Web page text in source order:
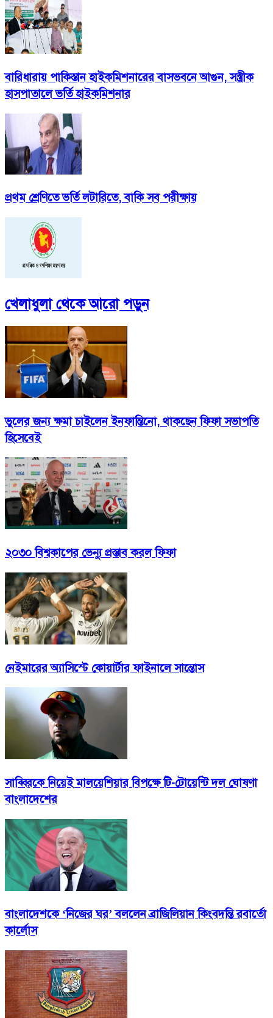
বারিধারায় পাকিস্তান হাইকমিশনারের বাসভবনে আগুন, সস্ত্রীক
হাসপাতালে ভর্তি হাইকমিশনার
প্রথম শ্রেণিতে ভর্তি লটারিতে, বাকি সব পরীক্ষায়
খেলাধুলাথেকে আরো পড়ুন
ভুলের জন্য ক্ষমা চাইলেন ইনফান্তিনো, থাকছেন ফিফা সভাপতি
হিসেবেই
২০৩০ বিশ্বকাপের ভেন্যু প্রস্তাব করল ফিফা
নেইমারের অ্যাসিস্টে কোয়ার্টার ফাইনালে সান্তোস
সাব্বিরকে নিয়েই মালয়েশিয়ার বিপক্ষে টি-টোয়েন্টি দল ঘোষণা
বাংলাদেশের
বাংলাদেশকে ‘নিজের ঘর’ বললেন ব্রাজিলিয়ান কিংবদন্তি রবার্তো
কার্লোস